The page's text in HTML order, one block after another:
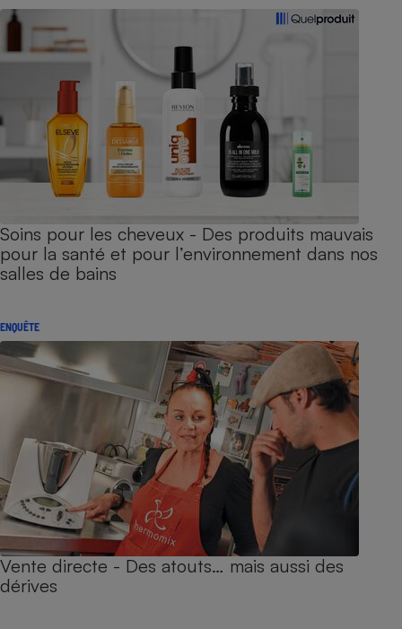
Soins pour les cheveux - Des produits mauvais
pour la santé et pour l’environnement dans nos
salles de bains
ENQUÊTE
Vente directe - Des atouts… mais aussi des
dérives